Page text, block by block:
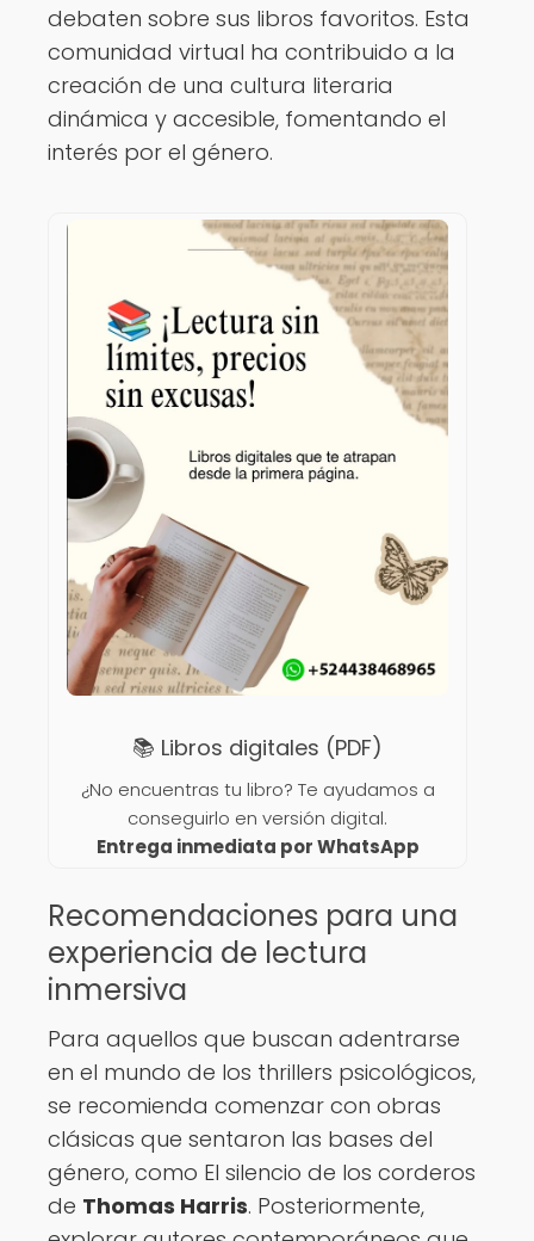
debaten sobre sus libros favoritos. Esta
comunidad virtual ha contribuido a la
creación de una cultura literaria
dinámica y accesible, fomentando el
interés por el género.
📚 Libros digitales (PDF)
¿No encuentras tu libro? Te ayudamos a
conseguirlo en versión digital.
Entrega inmediata por WhatsApp
Recomendaciones para una
experiencia de lectura
inmersiva
Para aquellos que buscan adentrarse
en el mundo de los thrillers psicológicos,
se recomienda comenzar con obras
clásicas que sentaron las bases del
género, como El silencio de los corderos
de Thomas Harris. Posteriormente,